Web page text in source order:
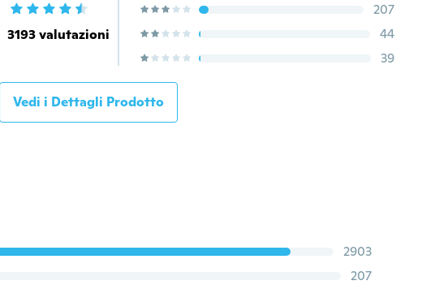
3193 valutazioni
207
44
39
Vedi i Dettagli Prodotto
2903
207